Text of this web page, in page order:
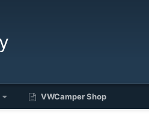
VWCamper Shop